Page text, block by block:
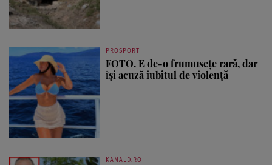
PROSPORT
FOTO. E de-o frumusețe rară, dar
își acuză iubitul de violență
KANALD.RO